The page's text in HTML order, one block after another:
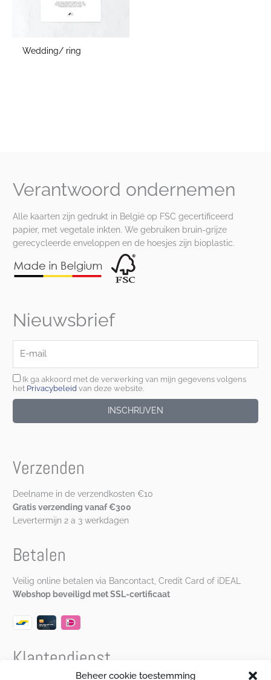
Beheer cookie toestemming
Wedding/ ring
Verantwoord ondernemen
Alle kaarten zijn gedrukt in België op FSC gecertificeerd
papier, met vegetale inkten. We gebruiken bruin-grijze
gerecycleerde enveloppen en de hoesjes zijn bioplastic.
Nieuwsbrief
mail
Ik ga akkoord met de verwerking van mijn gegevens volgens
het Privacybeleid van deze website.
INSCHRIJVEN
Verzenden
Deelname in de verzendkosten €10
Gratis verzending vanaf €300
Levertermijn 2 a 3 werkdagen
Betalen
Veilig online betalen via Bancontact, Credit Card of iDEAL
Webshop beveiligd met SSL-certificaat
Klantendienst